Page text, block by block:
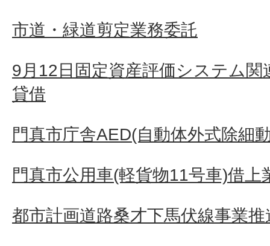
市道・緑道剪定業務委託
9月12日固定資産評価システム関
貸借
門真市庁舎AED(自動体外式除細
門真市公用車(軽貨物11号車)借上
都市計画道路桑才下馬伏線事業